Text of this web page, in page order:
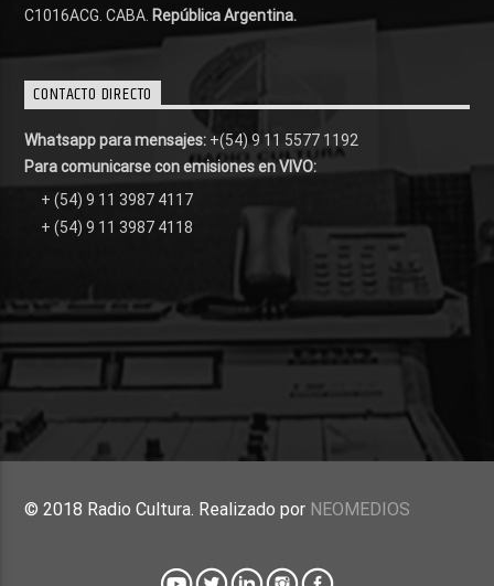
C1016ACG . CABA. República Argentina.
CONTACTO DIRECTO
Whatsapp para mensajes: +(54) 9 11 5577 1192
Para comunicarse con emisiones en VIVO:
+ (54) 9 11 3987 4117
+ (54) 9 11 3987 4118
© 2018 Radio Cultura. Realizado por NEOMEDIOS